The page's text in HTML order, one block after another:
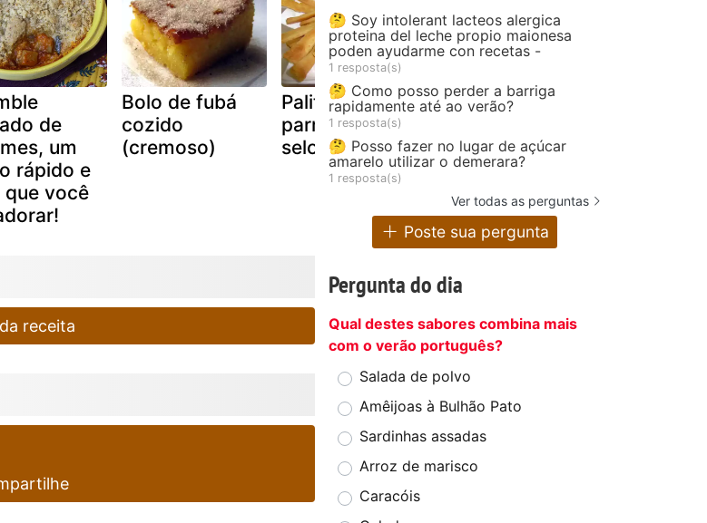
de
um
rápido e
você
Bolo de fubá
cozido
(cremoso)
Palitos de
parmesão e um
selo especial
Ragu de osso
polenta
receita
🤔 Soy intolerant lacteos alergica
proteina del leche propio maionesa
poden ayudarme con recetas -
1 resposta(s)
🤔 Como posso perder a barriga
rapidamente até ao verão?
1 resposta(s)
🤔 Posso fazer no lugar de açúcar
amarelo utilizar o demerara?
1 resposta(s)
Ver todas as perguntas
Poste sua pergunta
Pergunta do dia
Qual destes sabores combina mais
com o verão português?
Salada de polvo
Amêijoas à Bulhão Pato
Sardinhas assadas
Arroz de marisco
Caracóis